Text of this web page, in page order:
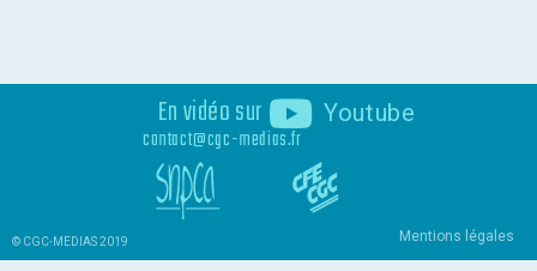
En vidéo sur Youtube
contact@cgc-medias.fr
© CGC-MEDIAS 2019 Mentions légales